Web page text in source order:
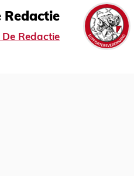
Redactie
Redactie